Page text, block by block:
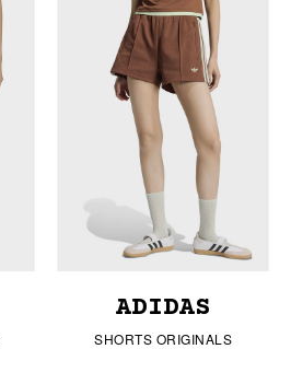
ADIDAS
SHORTS ORIGINALS